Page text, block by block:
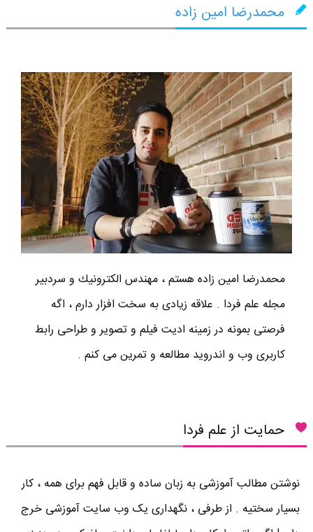
محمدرضا امین زاده
محمدرضا امين زاده هستم ، مهندس الكترونيك و سردبير
مجله علم فردا . علاقه زیادی به سخت افزار دارم ، اگه
فرصتی بمونه در زمینه ادیت فیلم و تصویر و طراحی رابط
کاربری وب و اندروید مطالعه و تمرین می کنم .
حمایت از علم فردا
نوشتن مطالب آموزشی به زبان ساده و قابل فهم برای همه ، کار
بسیار سختیه . از طرفی ، نگهداری یک وب سایت آموزشی خرج